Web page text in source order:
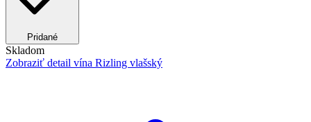
Pridané
Skladom
Zobraziť detail vína Rizling vlašský